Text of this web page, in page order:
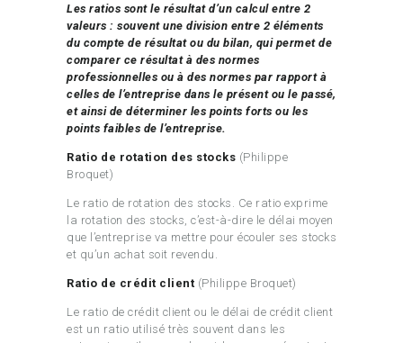
Les ratios sont le résultat d’un calcul entre 2
valeurs : souvent une division entre 2 éléments
du compte de résultat ou du bilan, qui permet de
comparer ce résultat à des normes
professionnelles ou à des normes par rapport à
celles de l’entreprise dans le présent ou le passé,
et ainsi de déterminer les points forts ou les
points faibles de l’entreprise.
Ratio de rotation des stocks (Philippe
Broquet)
Le ratio de rotation des stocks. Ce ratio exprime
la rotation des stocks, c’est-à-dire le délai moyen
que l’entreprise va mettre pour écouler ses stocks
et qu’un achat soit revendu.
Ratio de crédit client (Philippe Broquet)
Le ratio de crédit client ou le délai de crédit client
est un ratio utilisé très souvent dans les